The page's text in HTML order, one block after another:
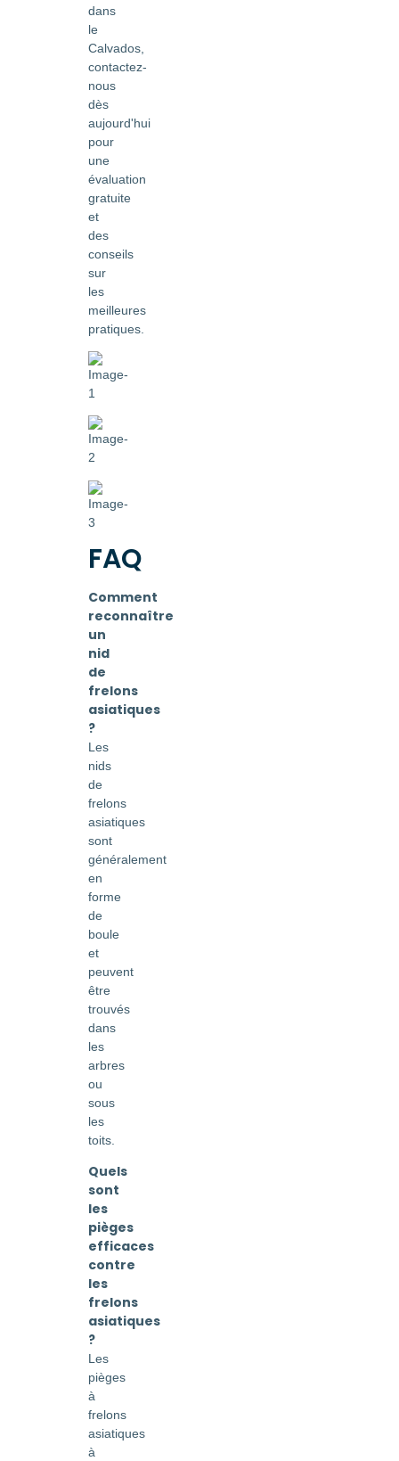
dans
le
Calvados,
contactez-
nous
dès
aujourd'hui
pour
une
évaluation
gratuite
et
des
conseils
sur
les
meilleures
pratiques.
FAQ
Comment
reconnaître
un
nid
de
frelons
asiatiques
?
Les
nids
de
frelons
asiatiques
sont
généralement
en
forme
de
boule
et
peuvent
être
trouvés
dans
les
arbres
ou
sous
les
toits.
Quels
sont
les
pièges
efficaces
contre
les
frelons
asiatiques
?
Les
pièges
à
frelons
asiatiques
à